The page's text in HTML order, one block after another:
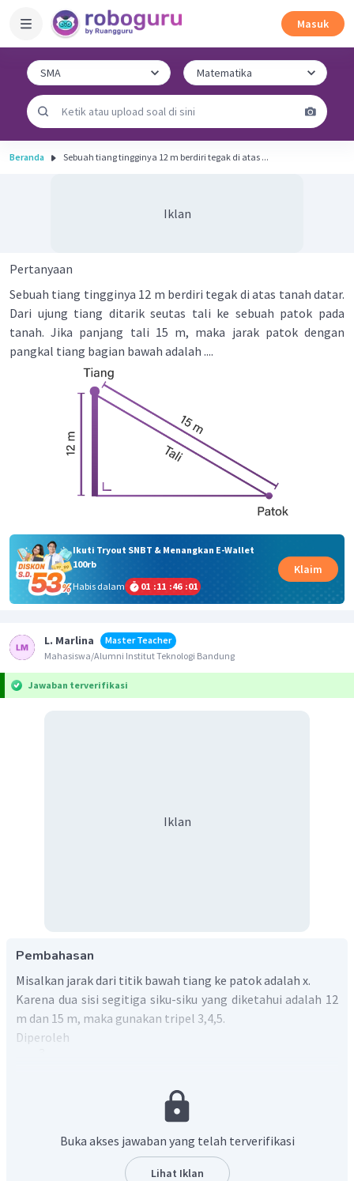
Masuk
Beranda Sebuah tiang tingginya 12 m berdiri tegak di atas ...
Iklan
Pertanyaan
Sebuah tiang tingginya 12 m berdiri tegak di atas tanah datar.
Dari ujung tiang ditarik seutas tali ke sebuah patok pada
tanah. Jika panjang tali 15 m, maka jarak patok dengan
pangkal tiang bagian bawah adalah ....
Ikuti Tryout SNBT & Menangkan E-Wallet
100rb
Habis dalam
01 :11 :46 :01
Klaim
L. Marlina
Master Teacher
Mahasiswa/Alumni Institut Teknologi Bandung
Jawaban terverifikasi
Iklan
Pembahasan
Misalkan jarak dari titik bawah tiang ke patok adalah x.
Karena dua sisi segitiga siku-siku yang diketahui adalah 12
m dan 15 m, maka gunakan tripel 3,4,5.
Diperoleh
Dengan demikian jarak patok dengan pangkal tiang
Buka akses jawaban yang telah terverifikasi
Lihat Iklan